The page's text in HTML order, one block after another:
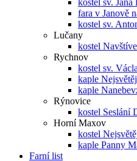
kostel sv. Jana
fara v Janově
kostel sv.
Lučany
kostel
Rychnov
kostel sv.
kaple
kaple
Rýnovice
kostel Seslání
Horní Maxov
kostel
kaple Panny
Farní list